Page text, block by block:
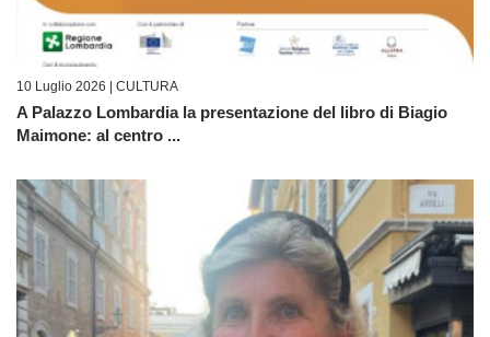
10 Luglio 2026 | CULTURA
A Palazzo Lombardia la presentazione del libro di Biagio
Maimone: al centro ...